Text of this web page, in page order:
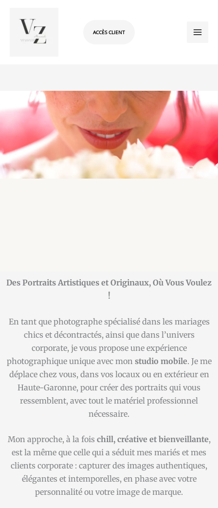
contenu
ACCÈS CLIENT
Des Portraits Artistiques et Originaux, Où Vous Voulez
!
En tant que photographe spécialisé dans les mariages
chics et décontractés, ainsi que dans l’univers
corporate, je vous propose une expérience
photographique unique avec mon studio mobile. Je me
déplace chez vous, dans vos locaux ou en extérieur en
Haute-Garonne, pour créer des portraits qui vous
ressemblent, avec tout le matériel professionnel
nécessaire.
Mon approche, à la fois chill, créative et bienveillante,
est la même que celle qui a séduit mes mariés et mes
clients corporate : capturer des images authentiques,
élégantes et intemporelles, en phase avec votre
personnalité ou votre image de marque.